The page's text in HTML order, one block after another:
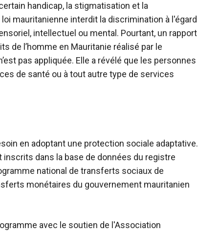
handicap, la stigmatisation et la
mauritanienne interdit la discrimination à l'égard
intellectuel ou mental. Pourtant, un rapport
de l’homme en Mauritanie réalisé par le
pas appliquée. Elle a révélé que les personnes
de santé ou à tout autre type de services
en adoptant une protection sociale adaptative.
dans la base de données du registre
national de transferts sociaux de
monétaires du gouvernement mauritanien
avec le soutien de l'Association